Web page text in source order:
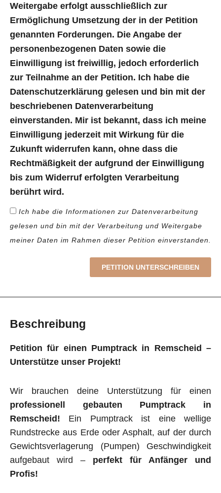
Beschreibung
Petition für einen Pumptrack in Remscheid –
Unterstütze unser Projekt!
Wir brauchen deine Unterstützung für einen
professionell gebauten Pumptrack in
Remscheid! Ein Pumptrack ist eine wellige
Rundstrecke aus Erde oder Asphalt, auf der durch
Gewichtsverlagerung (Pumpen) Geschwindigkeit
aufgebaut wird – perfekt für Anfänger und
Profis!
Weitergabe erfolgt ausschließlich zur
Ermöglichung Umsetzung der in der Petition
genannten Forderungen. Die Angabe der
personenbezogenen Daten sowie die
Einwilligung ist freiwillig, jedoch erforderlich
zur Teilnahme an der Petition. Ich habe die
Datenschutzerklärung gelesen und bin mit der
beschriebenen Datenverarbeitung
einverstanden. Mir ist bekannt, dass ich meine
Einwilligung jederzeit mit Wirkung für die
Zukunft widerrufen kann, ohne dass die
Rechtmäßigkeit der aufgrund der Einwilligung
bis zum Widerruf erfolgten Verarbeitung
berührt wird.
Ich habe die Informationen zur Datenverarbeitung
gelesen und bin mit der Verarbeitung und Weitergabe
meiner Daten im Rahmen dieser Petition einverstanden.
PETITION UNTERSCHREIBEN